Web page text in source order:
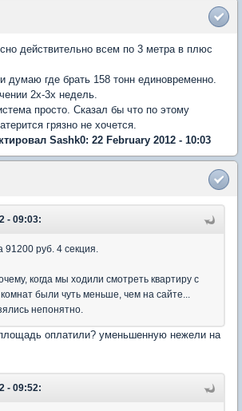
действительно всем по 3 метра в плюс
думаю где брать 158 тонн единовременно.
2х-3х недель.
просто. Сказал бы что по этому
грязно не хочется.
Sashk0: 22 February 2012 - 10:03
- 09:03:
91200 руб. 4 секция.
когда мы ходили смотреть квартиру с
были чуть меньше, чем на сайте...
непонятно.
оплатили? уменьшенную нежели на
- 09:52: